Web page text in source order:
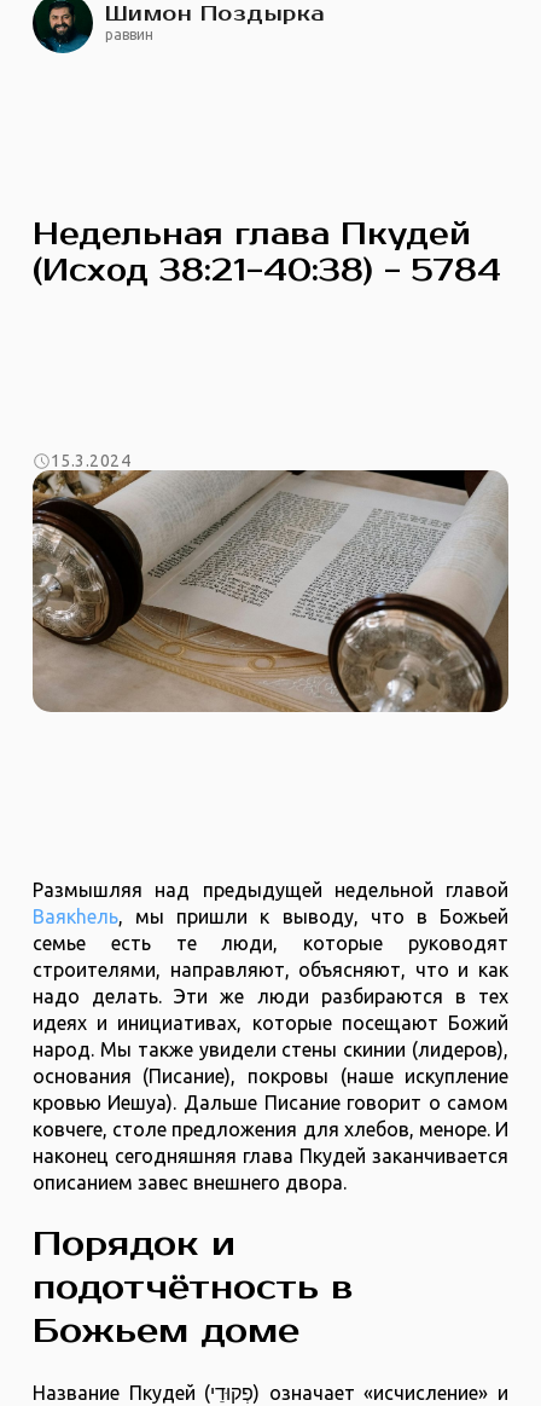
Недельная глава Пкудей
(Исход 38:21-40:38) - 5784
Шимон Поздырка
раввин
15.3.2024
Размышляя над предыдущей недельной главой
Ваякhель, мы пришли к выводу, что в Божьей
семье есть те люди, которые руководят
строителями, направляют, объясняют, что и как
надо делать. Эти же люди разбираются в тех
идеях и инициативах, которые посещают Божий
народ. Мы также увидели стены скинии (лидеров),
основания (Писание), покровы (наше искупление
кровью Иешуа). Дальше Писание говорит о самом
ковчеге, столе предложения для хлебов, меноре. И
наконец сегодняшняя глава Пкудей заканчивается
описанием завес внешнего двора.
Порядок и
подотчётность в
Божьем доме
Название Пкудей (פְקוּדֵי) означает «исчисление» и